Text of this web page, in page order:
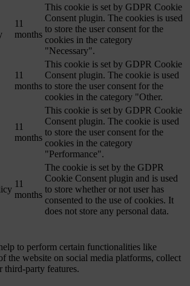
11
months
This cookie is set by GDPR Cookie
Consent plugin. The cookies is used
to store the user consent for the
cookies in the category
"Necessary".
11
months
This cookie is set by GDPR Cookie
Consent plugin. The cookie is used
to store the user consent for the
cookies in the category "Other.
11
months
This cookie is set by GDPR Cookie
Consent plugin. The cookie is used
to store the user consent for the
cookies in the category
"Performance".
11
months
The cookie is set by the GDPR
Cookie Consent plugin and is used
to store whether or not user has
consented to the use of cookies. It
does not store any personal data.
to perform certain functionalities like
the website on social media platforms, collect
third-party features.